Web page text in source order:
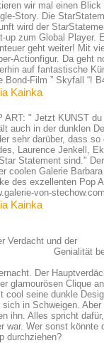
Kainka
ART: " Jetzt KUNST
auch in der dunklen
sehr darüber, dass
Laurence Jenkell,
Statement sind."
coolen Galerie
des exzellenten Pop
von-
Kainka
Verdacht und der
Der
glamourösen Clique
cool seine dunkle
sich in Schweigen.
ihn. Alles spricht
war. Wer sonst könnte
durchziehen?